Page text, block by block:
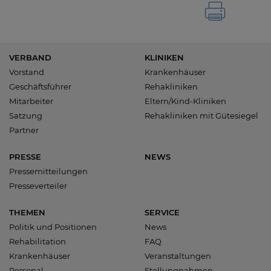
VERBAND
Vorstand
Geschäftsführer
Mitarbeiter
Satzung
Partner
KLINIKEN
Krankenhäuser
Rehakliniken
Eltern/Kind-Kliniken
Rehakliniken mit Gütesiegel
PRESSE
Pressemitteilungen
Presseverteiler
NEWS
THEMEN
Politik und Positionen
Rehabilitation
Krankenhäuser
SERVICE
News
FAQ
Veranstaltungen